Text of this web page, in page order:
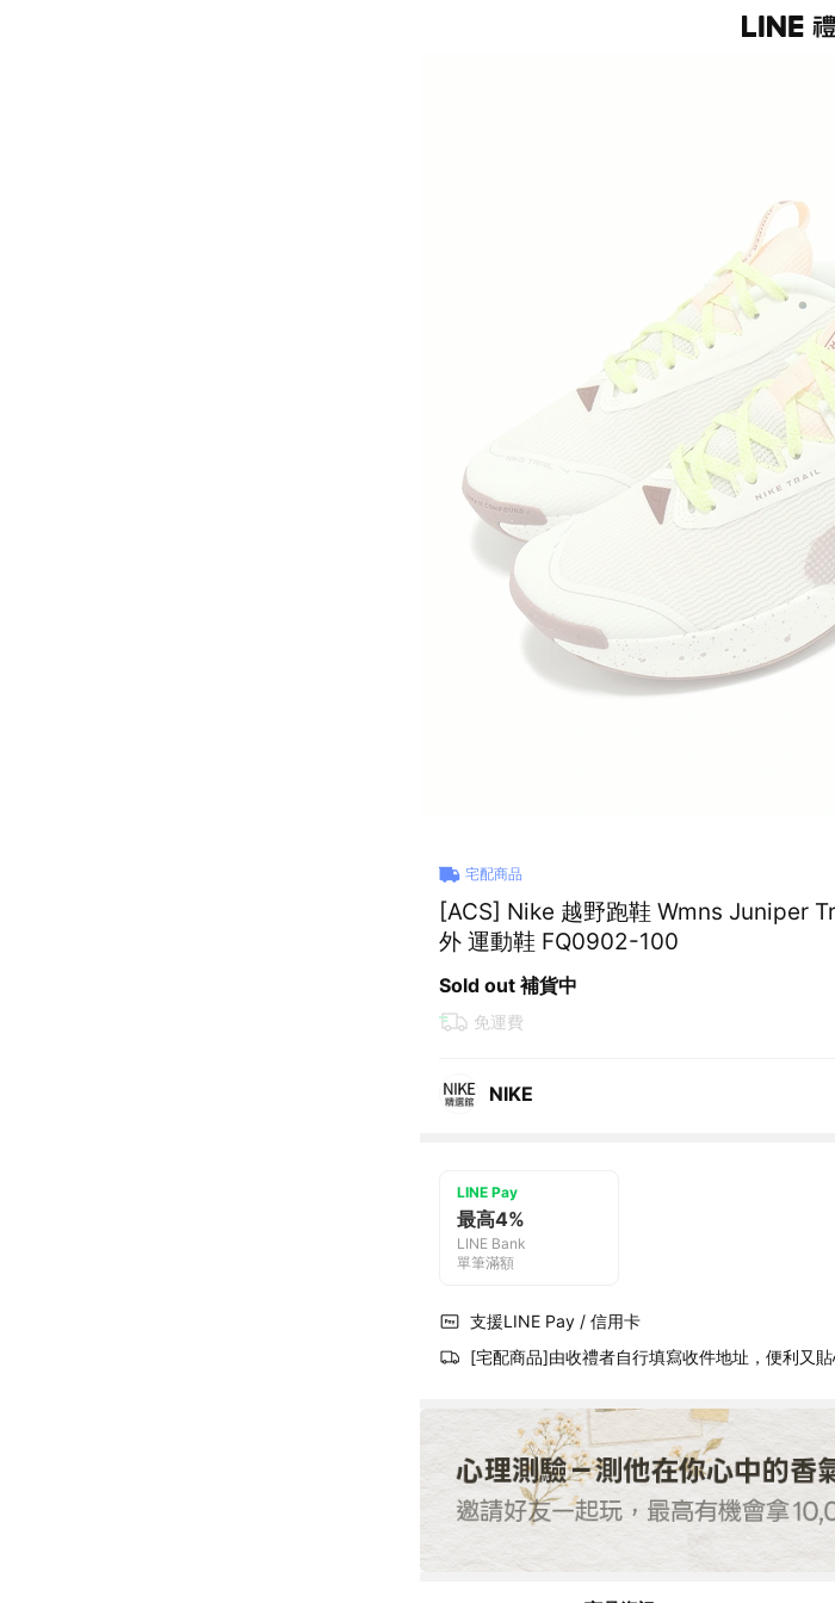
宅配商品
[ACS] Nike 越野跑鞋 Wmns Juniper
外 運動鞋 FQ0902-100
Sold out 補貨中
免運費
NIKE
LINE Pay
最高4%
LINE Bank
單筆滿額
支援LINE Pay / 信用卡
[宅配商品]由收禮者自行填寫收件地址，便利又貼